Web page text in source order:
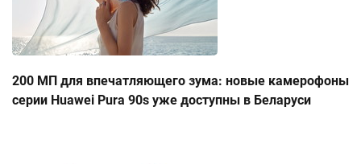
200 МП для впечатляющего зума: новые камерофоны
серии Huawei Pura 90s уже доступны в Беларуси